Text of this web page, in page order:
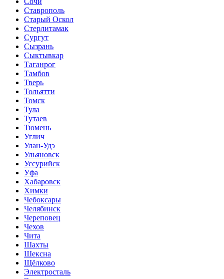
Ставрополь
Старый Оскол
Стерлитамак
Сургут
Сызрань
Сыктывкар
Таганрог
Тамбов
Тверь
Тольятти
Томск
Тула
Тутаев
Тюмень
Углич
Улан-Удэ
Ульяновск
Уссурийск
Уфа
Хабаровск
Химки
Чебоксары
Челябинск
Череповец
Чехов
Чита
Шахты
Шексна
Щёлково
Электросталь